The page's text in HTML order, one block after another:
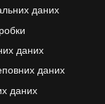
даних
даних
даних
даних